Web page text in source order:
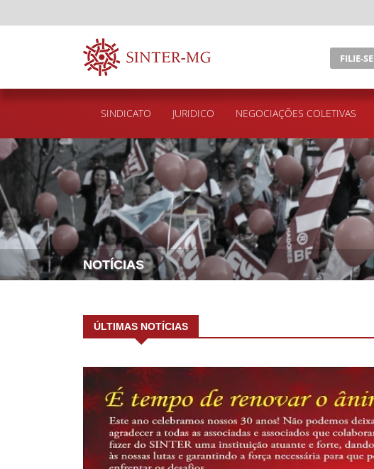
FILIE-SE
SINDICATO JURIDICO NEGOCIAÇÕES COLETIVAS
NOTÍCIAS
ÚLTIMAS NOTÍCIAS